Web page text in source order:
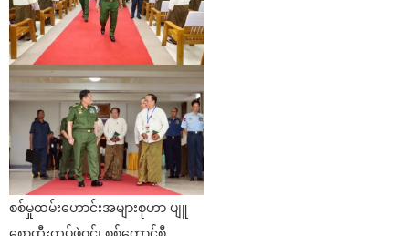
စစ်မှုထမ်းဟောင်းအများစုဟာ ပျူ